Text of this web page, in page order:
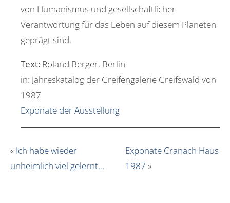
von Humanismus und gesellschaftlicher
Verantwortung für das Leben auf diesem Planeten
geprägt sind.
Text: Roland Berger, Berlin
in: Jahreskatalog der Greifengalerie Greifswald von
1987
Exponate der Ausstellung
« Ich habe wieder
unheimlich viel gelernt…
Exponate Cranach Haus
1987 »